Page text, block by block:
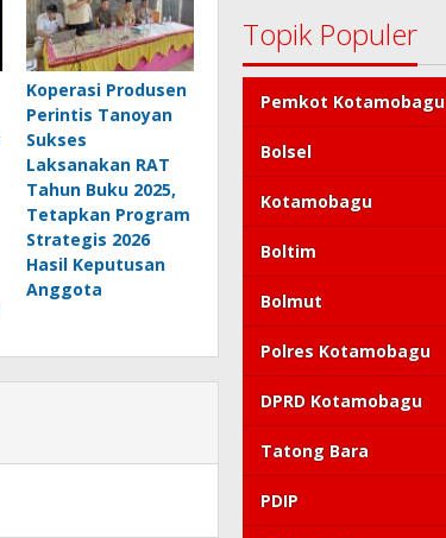
Koperasi Produsen
Perintis Tanoyan
Sukses
Laksanakan RAT
Tahun Buku 2025,
Tetapkan Program
Strategis 2026
Hasil Keputusan
Anggota
Topik Populer
Pemkot Kotamobagu
Bolsel
Kotamobagu
Boltim
Bolmut
Polres Kotamobagu
DPRD Kotamobagu
Tatong Bara
PDIP